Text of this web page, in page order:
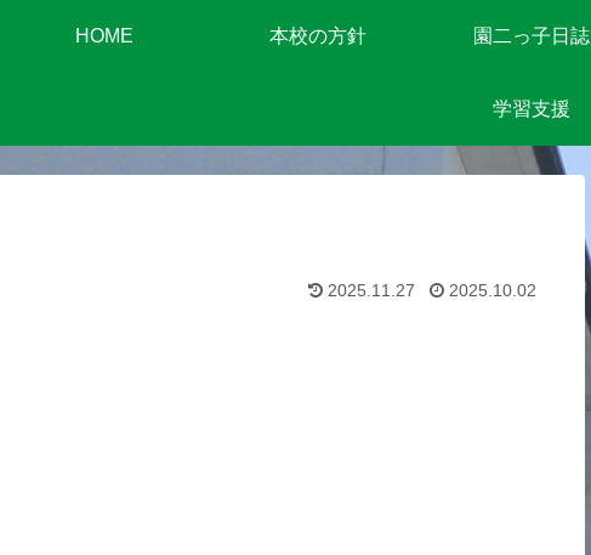
HOME 本校の方針 園二っ子日誌
学習支援
2025.11.27 2025.10.02